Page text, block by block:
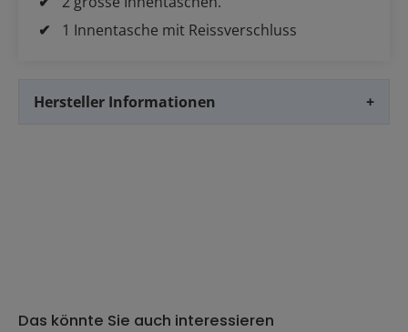
1 Innentasche mit Reissverschluss
Hersteller Informationen +
Das könnte Sie auch interessieren